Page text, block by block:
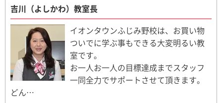
吉川（よしかわ）教室長
イオンタウンふじみ野校は、お買い物
ついでに学ぶ事もできる大変明るい教
室です。
お一人お一人の目標達成までスタッフ
一同全力でサポートさせて頂きます。
どん…